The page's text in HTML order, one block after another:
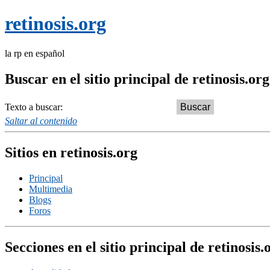
retinosis.org
la rp en español
Buscar en el sitio principal de retinosis.org
Texto a buscar:
Saltar al contenido
Sitios en retinosis.org
Principal
Multimedia
Blogs
Foros
Secciones en el sitio principal de